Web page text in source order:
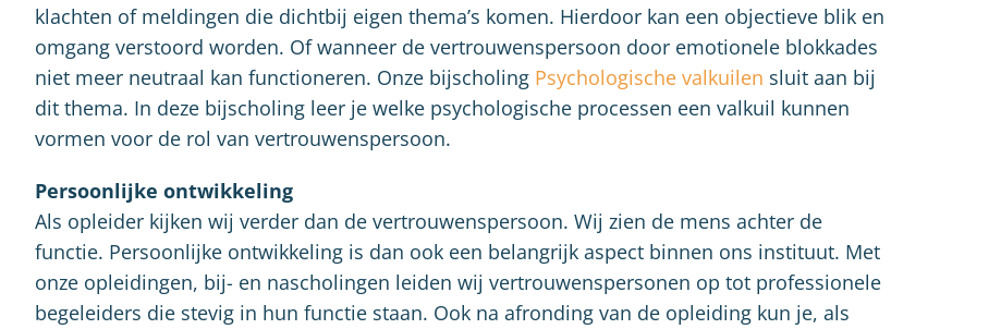
klachten of meldingen die dichtbij eigen thema’s komen. Hierdoor kan een objectieve blik en
omgang verstoord worden. Of wanneer de vertrouwenspersoon door emotionele blokkades
niet meer neutraal kan functioneren. Onze bijscholing Psychologische valkuilen sluit aan bij
dit thema. In deze bijscholing leer je welke psychologische processen een valkuil kunnen
vormen voor de rol van vertrouwenspersoon.
Persoonlijke ontwikkeling
Als opleider kijken wij verder dan de vertrouwenspersoon. Wij zien de mens achter de
functie. Persoonlijke ontwikkeling is dan ook een belangrijk aspect binnen ons instituut. Met
onze opleidingen, bij- en nascholingen leiden wij vertrouwenspersonen op tot professionele
begeleiders die stevig in hun functie staan. Ook na afronding van de opleiding kun je, als